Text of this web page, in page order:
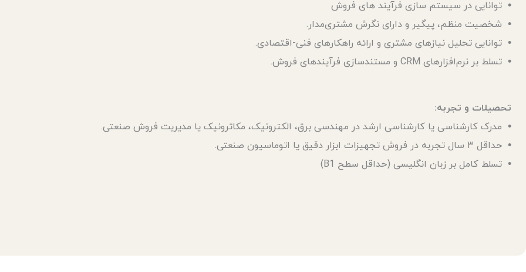
• توانایی در سیستم سازی فرآیند های فروش
• شخصیت منظم، پیگیر و دارای نگرش مشتری‌مدار.
• توانایی تحلیل نیازهای مشتری و ارائه راهکارهای فنی-اقتصادی.
• تسلط بر نرم‌افزارهای CRM و مستندسازی فرآیندهای فروش.
تحصیلات و تجربه:
• مدرک کارشناسی یا کارشناسی ارشد در مهندسی برق، الکترونیک، مکاترونیک یا مدیریت فروش صنعتی.
• حداقل ۳ سال تجربه در فروش تجهیزات ابزار دقیق یا اتوماسیون صنعتی.
• تسلط کامل بر زبان انگلیسی (حداقل سطح B1)